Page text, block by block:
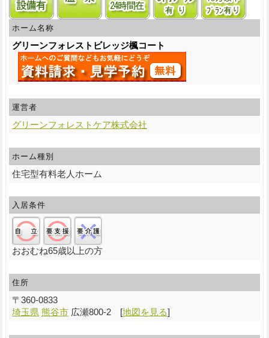
ホーム名称
グリーンフォレストビレッジ楓コート
運営者
グリーンフォレストケア株式会社
ホーム種別
住宅型有料老人ホーム
入居条件
おおむね65歳以上の方
住所
〒 360-0833
埼玉県 熊谷市 広瀬800-2[地図を見る]